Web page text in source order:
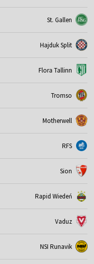
St. Gallen
Hajduk Split
Flora Tallinn
Tromso
Motherwell
RFS
Sion
Rapid Wiedeń
Vaduz
NSI Runavik